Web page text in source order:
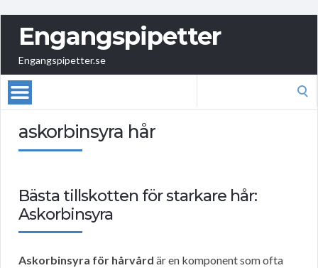
Engangspipetter
Engangspipetter.se
askorbinsyra hår
Bästa tillskotten för starkare hår:
Askorbinsyra
Askorbinsyra för hårvård är en komponent som ofta